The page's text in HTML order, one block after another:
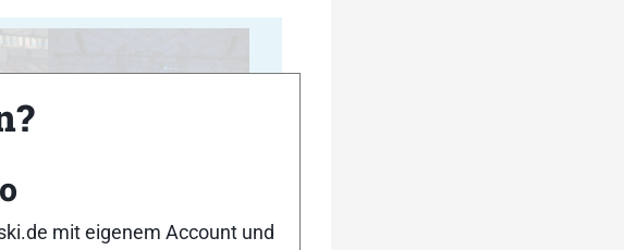
mit eigenem Account und